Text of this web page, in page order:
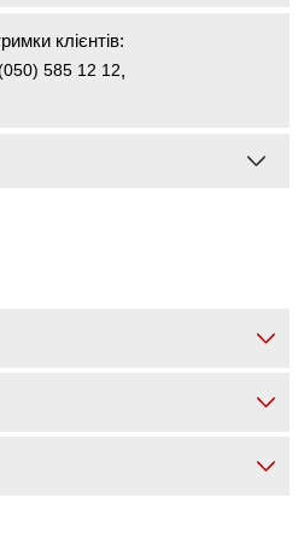
клієнтів:
585 12 12,